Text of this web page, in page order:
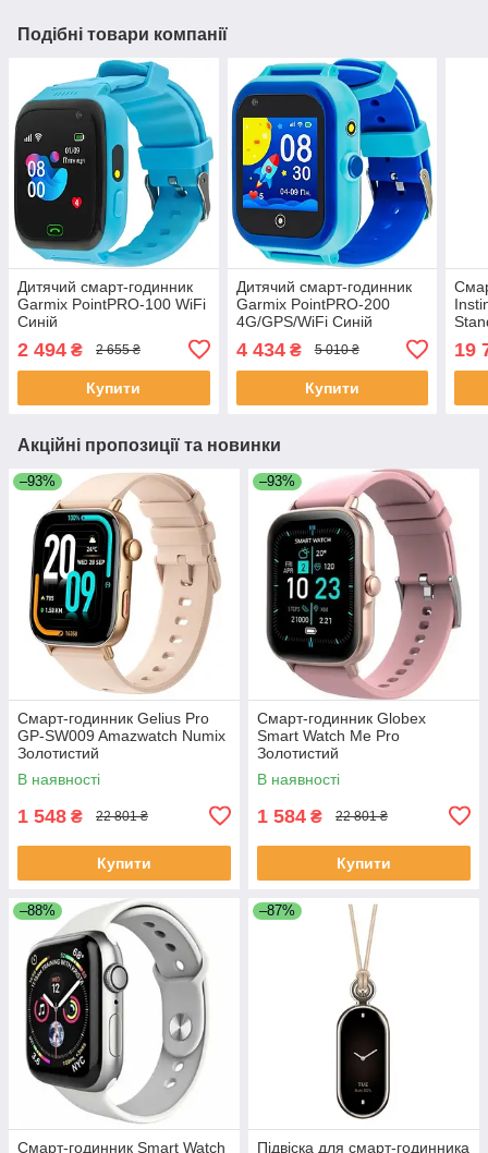
Подібні товари компанії
Дитячий смарт-годинник
Garmix PointPRO-100 WiFi
Синій
2 494 ₴ 2 655 ₴
Купити
Дитячий смарт-годинник
Garmix PointPRO-200
4G/GPS/WiFi Синій
4 434₴ 5 010 ₴
Купити
19
Акційні пропозиції та новинки
–93%
Смарт-годинник Gelius Pro
GP-SW009 Amazwatch Numix
Золотистий
В наявності
1 548 ₴ 22 801 ₴
Купити
–93%
Смарт-годинник Globex
Smart Watch Me Pro
Золотистий
В наявності
1 584 ₴ 22 801 ₴
Купити
–88%
Смарт-годинник Smart Watch
–87%
Підвіска для смарт-годинника